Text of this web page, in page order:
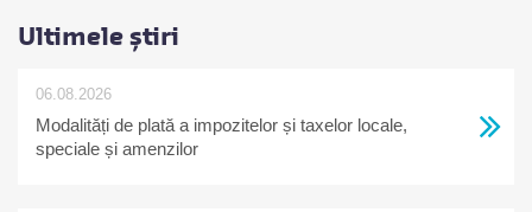
Ultimele știri
06.08.2026
Modalități de plată a impozitelor și taxelor locale,
speciale și amenzilor